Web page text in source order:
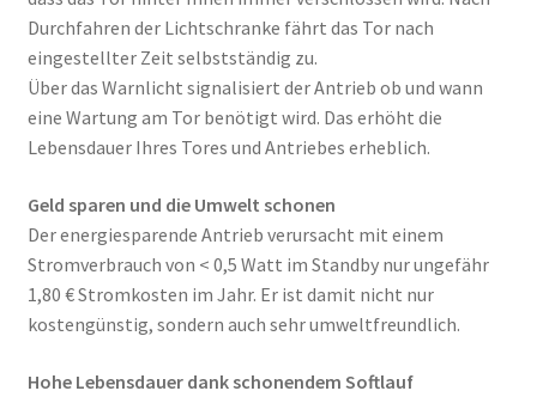
Durchfahren der Lichtschranke fährt das Tor nach
eingestellter Zeit selbstständig zu.
Über das Warnlicht signalisiert der Antrieb ob und wann
eine Wartung am Tor benötigt wird. Das erhöht die
Lebensdauer Ihres Tores und Antriebes erheblich.
Geld sparen und die Umwelt schonen
Der energiesparende Antrieb verursacht mit einem
Stromverbrauch von < 0,5 Watt im Standby nur ungefähr
1,80 € Stromkosten im Jahr. Er ist damit nicht nur
kostengünstig, sondern auch sehr umweltfreundlich.
Hohe Lebensdauer dank schonendem Softlauf